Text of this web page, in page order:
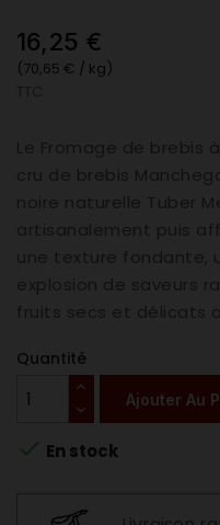
16,25 €
(70,65 € / kg)
Quantité
Ajouter Au
 En stock